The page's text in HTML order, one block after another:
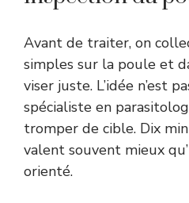
Avant de traiter, on
simples sur la poule et
viser juste. L’idée n’est
spécialiste en
tromper de cible. Dix
valent souvent mieux
orienté.